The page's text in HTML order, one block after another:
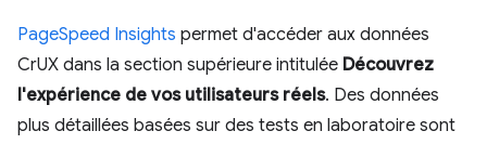
PageSpeed Insights permet d'accéder aux données
CrUX dans la section supérieure intitulée Découvrez
l'expérience de vos utilisateurs réels. Des données
plus détaillées basées sur des tests en laboratoire sont